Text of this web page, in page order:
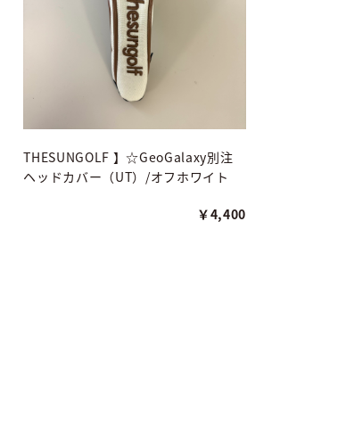
THESUNGOLF 】☆GeoGalaxy別注
ヘッドカバー（UT）/オフホワイト
￥4,400